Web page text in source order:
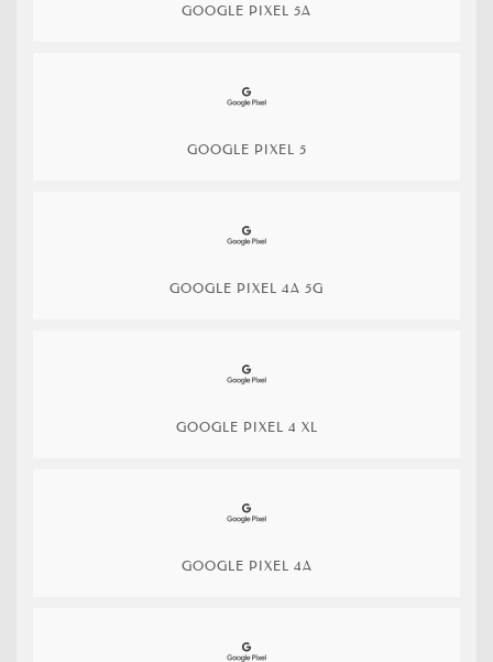
GOOGLE PIXEL 5A
GOOGLE PIXEL 5
GOOGLE PIXEL 4A 5G
GOOGLE PIXEL 4 XL
GOOGLE PIXEL 4A